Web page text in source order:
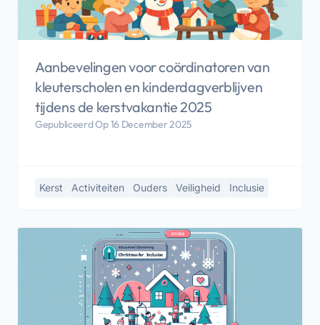
Aanbevelingen voor coördinatoren van
kleuterscholen en kinderdagverblijven
tijdens de kerstvakantie 2025
Gepubliceerd Op 16 December 2025
Kerst Activiteiten Ouders Veiligheid Inclusie